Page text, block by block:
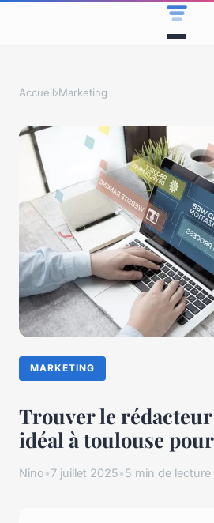
Accueil›Marketing
MARKETING
Trouver le rédacteur
idéal à toulouse
Nino•7 juillet 2025•5 min de lecture